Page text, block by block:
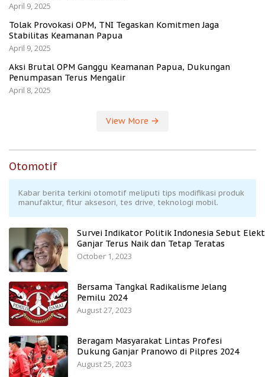
April 9, 2025
Tolak Provokasi OPM, TNI Tegaskan Komitmen Jaga
Stabilitas Keamanan Papua
April 9, 2025
Aksi Brutal OPM Ganggu Keamanan Papua, Dukungan
Penumpasan Terus Mengalir
April 8, 2025
View More
Otomotif
Kabar berita terkini otomotif meliputi tips modifikasi produk
manufaktur, fitur aksesori, tes drive, teknologi mobil.
Survei Indikator Politik Indonesia Sebut
Ganjar Terus Naik dan Tetap Teratas
October 1, 2023
Bersama Tangkal Radikalisme Jelang
Pemilu 2024
August 27, 2023
Beragam Masyarakat Lintas Profesi
Dukung Ganjar Pranowo di Pilpres 2024
August 25, 2023